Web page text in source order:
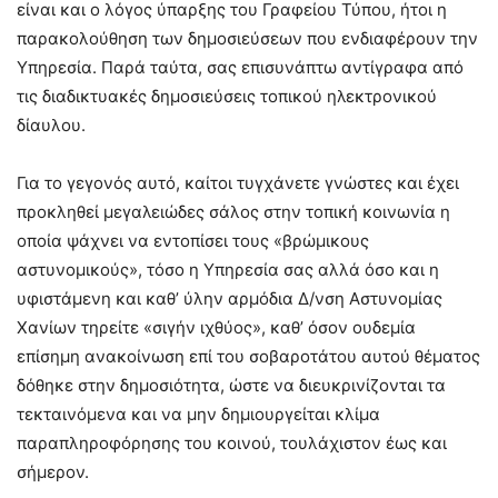
είναι και ο λόγος ύπαρξης του Γραφείου Τύπου, ήτοι η
παρακολούθηση των δημοσιεύσεων που ενδιαφέρουν την
Υπηρεσία. Παρά ταύτα, σας επισυνάπτω αντίγραφα από
τις διαδικτυακές δημοσιεύσεις τοπικού ηλεκτρονικού
δίαυλου.
Για το γεγονός αυτό, καίτοι τυγχάνετε γνώστες και έχει
προκληθεί μεγαλειώδες σάλος στην τοπική κοινωνία η
οποία ψάχνει να εντοπίσει τους «βρώμικους
αστυνομικούς», τόσο η Υπηρεσία σας αλλά όσο και η
υφιστάμενη και καθ’ ύλην αρμόδια Δ/νση Αστυνομίας
Χανίων τηρείτε «σιγήν ιχθύος», καθ’ όσον ουδεμία
επίσημη ανακοίνωση επί του σοβαροτάτου αυτού θέματος
δόθηκε στην δημοσιότητα, ώστε να διευκρινίζονται τα
τεκταινόμενα και να μην δημιουργείται κλίμα
παραπληροφόρησης του κοινού, τουλάχιστον έως και
σήμερον.